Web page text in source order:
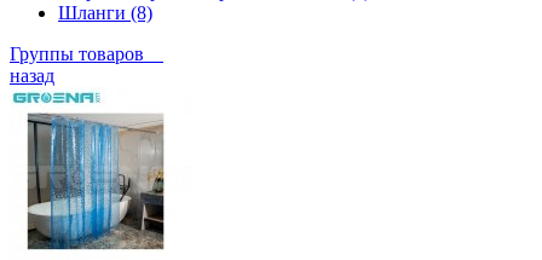
Шланги (8)
Группы товаров
назад